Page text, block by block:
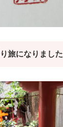
旅になりました